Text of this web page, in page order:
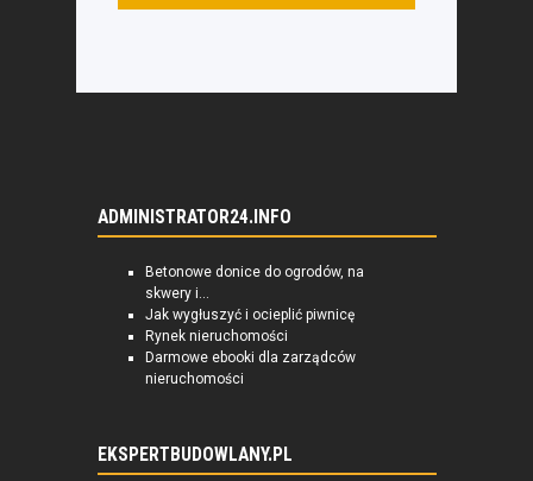
ADMINISTRATOR24.INFO
Betonowe donice do ogrodów, na
skwery i...
Jak wygłuszyć i ocieplić piwnicę
Rynek nieruchomości
Darmowe ebooki dla zarządców
nieruchomości
EKSPERTBUDOWLANY.PL